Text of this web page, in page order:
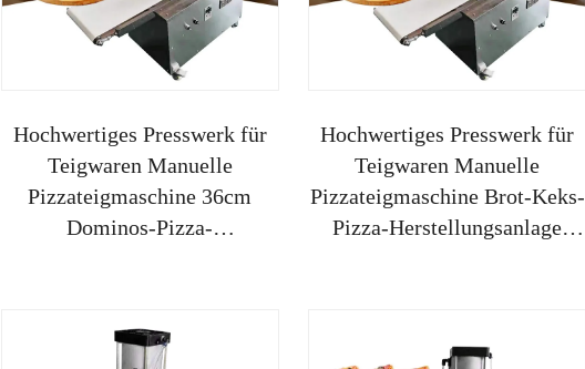
Hochwertiges Presswerk für
Teigwaren Manuelle
Pizzateigmaschine 36cm
Dominos-Pizza-
Hochwertiges Presswerk für
Teigwaren Manuelle
Pizzateigmaschine Brot-Keks-
Pizza-Herstellungsanlage